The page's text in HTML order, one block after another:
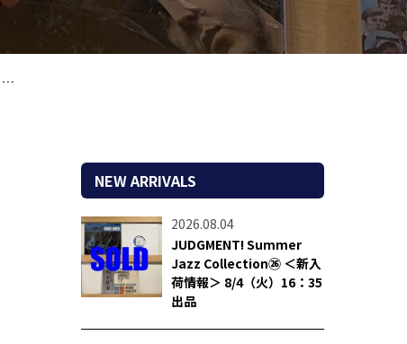
NEW ARRIVALS
2026.08.04
JUDGMENT! Summer
Jazz Collection㉖ ＜新入
荷情報＞ 8/4（火）16：35
出品